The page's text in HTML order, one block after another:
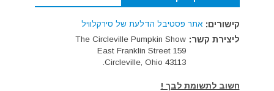
קישורים: אתר פסטיבל הדלעת של סירקלוויל
ליצירת קשר: The Circleville Pumpkin Show
159 East Franklin Street
Circleville, Ohio 43113.
חשוב לתשומת לבך !